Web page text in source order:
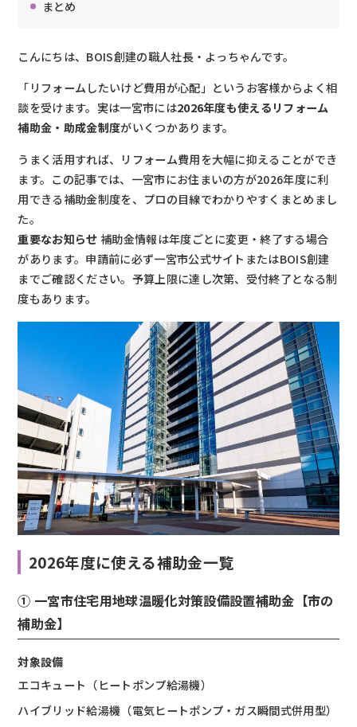
まとめ
こんにちは、BOIS創建の職人社長・よっちゃんです。
「リフォームしたいけど費用が心配」というお客様からよく相
談を受けます。実は一宮市には2026年度も使えるリフォーム
補助金・助成金制度がいくつかあります。
うまく活用すれば、リフォーム費用を大幅に抑えることができ
ます。この記事では、一宮市にお住まいの方が2026年度に利
用できる補助金制度を、プロの目線でわかりやすくまとめまし
た。
重要なお知らせ 補助金情報は年度ごとに変更・終了する場合
があります。申請前に必ず一宮市公式サイトまたはBOIS創建
までご確認ください。予算上限に達し次第、受付終了となる制
度もあります。
2026年度に使える補助金一覧
① 一宮市住宅用地球温暖化対策設備設置補助金【市の
補助金】
対象設備
エコキュート（ヒートポンプ給湯機）
ハイブリッド給湯機（電気ヒートポンプ・ガス瞬間式併用型）